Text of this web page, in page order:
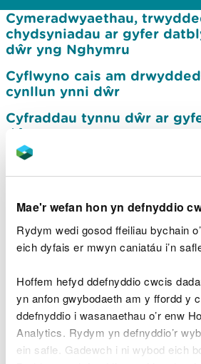
Mae'r wefan hon yn defnyddio
Rydym wedi gosod ffeiliau bychain
eich dyfais er mwyn caniatáu i’n
Hoffem hefyd ddefnyddio cwcis
yn anfon gwybodaeth am y ffordd y
ddefnyddio i wasanaethau o’r enw
Analytics. Rydym yn defnyddio’r
ein safle. Gadewch i ni wybod eich
Cymeradwyaethau,
chydsyniadau ar gyfer
dŵr yng Nghymru
Cyflwyno cais am
cynllun ynni dŵr
Cyfraddau tynnu dŵr ar
dŵr
Safleoedd dynodedig,
warchodir a chynefinoedd
Trwyddedu coredau ar
Deall geomorffoleg ar
ynni dŵr
Lleoli cored mewnlif ar
dŵr
Egwyddorion cynllunio ar
ynni dŵr